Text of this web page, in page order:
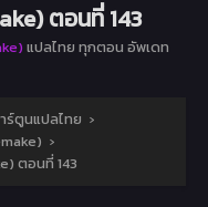
ตอนที่ 143
แปลไทย ทุกตอน อัพเดท
ร์ตูนแปลไทย ›
›
ตอนที่ 143